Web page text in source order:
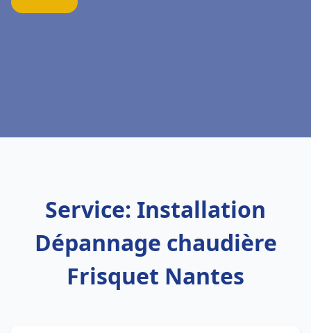
Service: Installation
Dépannage chaudière
Frisquet Nantes